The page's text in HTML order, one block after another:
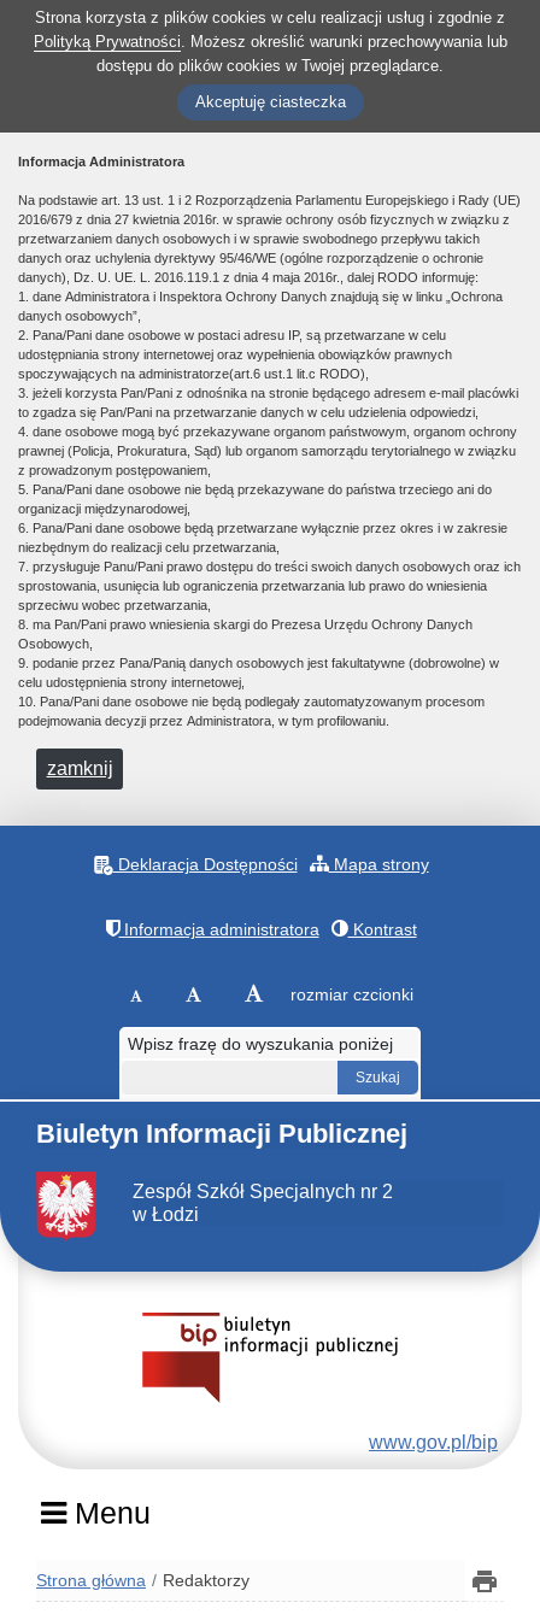
Strona korzysta z plików cookies w celu realizacji usług i zgodnie z
Polityką Prywatności. Możesz określić warunki przechowywania lub
dostępu do plików cookies w Twojej przeglądarce.
Akceptuję ciasteczka
Informacja Administratora
Na podstawie art. 13 ust. 1 i 2 Rozporządzenia Parlamentu Europejskiego i Rady (UE)
2016/679 z dnia 27 kwietnia 2016r. w sprawie ochrony osób fizycznych w związku z
przetwarzaniem danych osobowych i w sprawie swobodnego przepływu takich
danych oraz uchylenia dyrektywy 95/46/WE (ogólne rozporządzenie o ochronie
danych), Dz. U. UE. L. 2016.119.1 z dnia 4 maja 2016r., dalej RODO informuję:
1. dane Administratora i Inspektora Ochrony Danych znajdują się w linku „Ochrona
danych osobowych”,
2. Pana/Pani dane osobowe w postaci adresu IP, są przetwarzane w celu
udostępniania strony internetowej oraz wypełnienia obowiązków prawnych
spoczywających na administratorze(art.6 ust.1 lit.c RODO),
3. jeżeli korzysta Pan/Pani z odnośnika na stronie będącego adresem e-mail placówki
to zgadza się Pan/Pani na przetwarzanie danych w celu udzielenia odpowiedzi,
4. dane osobowe mogą być przekazywane organom państwowym, organom ochrony
prawnej (Policja, Prokuratura, Sąd) lub organom samorządu terytorialnego w związku
z prowadzonym postępowaniem,
5. Pana/Pani dane osobowe nie będą przekazywane do państwa trzeciego ani do
organizacji międzynarodowej,
6. Pana/Pani dane osobowe będą przetwarzane wyłącznie przez okres i w zakresie
niezbędnym do realizacji celu przetwarzania,
7. przysługuje Panu/Pani prawo dostępu do treści swoich danych osobowych oraz ich
sprostowania, usunięcia lub ograniczenia przetwarzania lub prawo do wniesienia
sprzeciwu wobec przetwarzania,
8. ma Pan/Pani prawo wniesienia skargi do Prezesa Urzędu Ochrony Danych
Osobowych,
9. podanie przez Pana/Panią danych osobowych jest fakultatywne (dobrowolne) w
celu udostępnienia strony internetowej,
10. Pana/Pani dane osobowe nie będą podlegały zautomatyzowanym procesom
podejmowania decyzji przez Administratora, w tym profilowaniu.
zamknij
Deklaracja Dostępności Mapa strony
Informacja administratora Kontrast
rozmiar czcionki
Wpisz frazę do wyszukania poniżej
Biuletyn Informacji Publicznej
Zespół Szkół Specjalnych nr 2
w Łodzi
www.gov.pl/bip
Menu
Strona główna Redaktorzy